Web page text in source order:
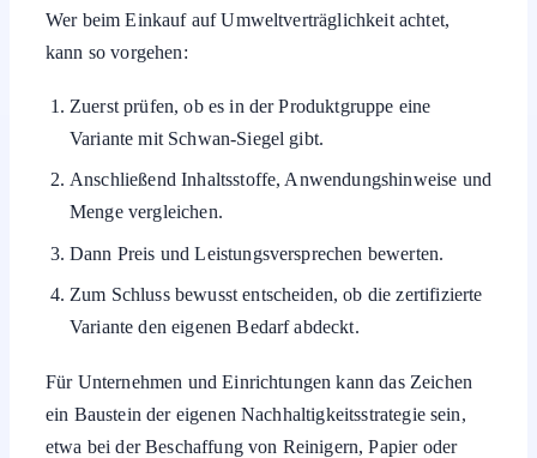
Wer beim Einkauf auf Umweltverträglichkeit achtet,
kann so vorgehen:
Zuerst prüfen, ob es in der Produktgruppe eine
Variante mit Schwan-Siegel gibt.
Anschließend Inhaltsstoffe, Anwendungshinweise und
Menge vergleichen.
Dann Preis und Leistungsversprechen bewerten.
Zum Schluss bewusst entscheiden, ob die zertifizierte
Variante den eigenen Bedarf abdeckt.
Für Unternehmen und Einrichtungen kann das Zeichen
ein Baustein der eigenen Nachhaltigkeitsstrategie sein,
etwa bei der Beschaffung von Reinigern, Papier oder